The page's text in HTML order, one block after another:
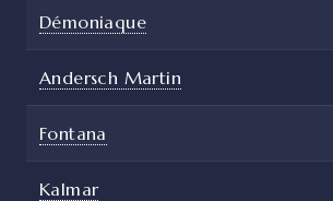
Démoniaque
Andersch Martin
Fontana
Kalmar